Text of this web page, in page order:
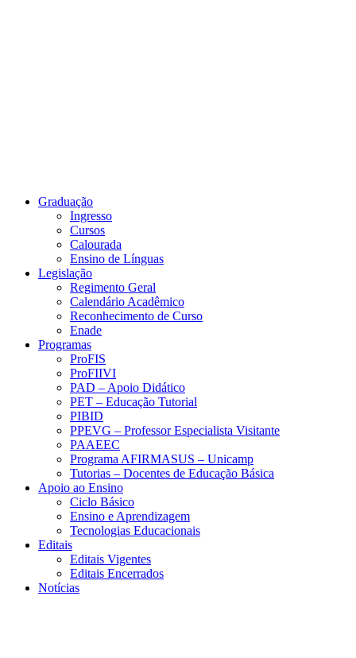
Graduação
Ingresso
Cursos
Calourada
Ensino de Línguas
Legislação
Regimento Geral
Calendário Acadêmico
Reconhecimento de Curso
Enade
Programas
ProFIS
ProFIIVI
PAD – Apoio Didático
PET – Educação Tutorial
PIBID
PPEVG – Professor Especialista Visitante
PAAEEC
Programa AFIRMASUS – Unicamp
Tutorias – Docentes de Educação Básica
Apoio ao Ensino
Ciclo Básico
Ensino e Aprendizagem
Tecnologias Educacionais
Editais
Editais Vigentes
Editais Encerrados
Notícias